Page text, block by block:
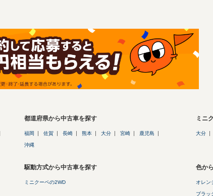
都道府県から中古車を探す
福岡 佐賀 長崎 熊本 大分 宮崎 鹿児島
沖縄
ミニ
大分
駆動方式から中古車を探す
ミニクーペの2WD
色か
オレン
ブラッ